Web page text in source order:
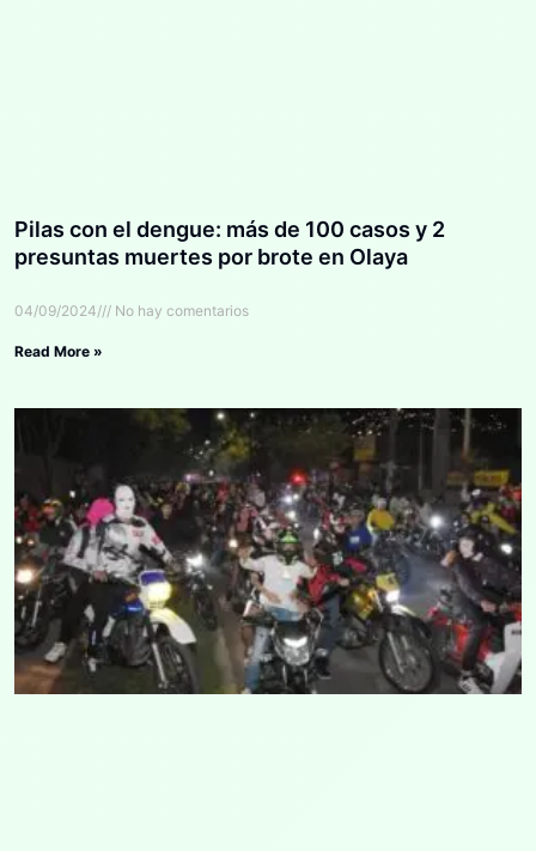
Pilas con el dengue: más de 100 casos y 2
presuntas muertes por brote en Olaya
04/09/2024 No hay comentarios
Read More »